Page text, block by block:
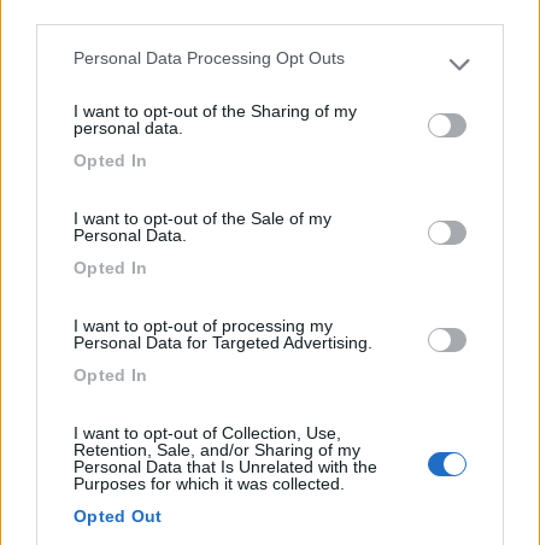
Please note that this website/app uses one or more Google
not limited to your visit or usage behaviour. You may click to
use your data for below specified purposes in below Google
Personal Data Processing Opt Outs
I want to opt-out of the Sharing of my
personal data.
Opted In
I want to opt-out of the Sale of my
Personal Data.
Opted In
I want to opt-out of processing my
Personal Data for Targeted Advertising.
Opted In
I want to opt-out of Collection, Use,
Retention, Sale, and/or Sharing of my
Personal Data that Is Unrelated with the
Purposes for which it was collected.
Opted Out
bazylothis
Inserito il09/03/2017 alle:18:08:52
In risposta al messaggio di
Grazie 'Grinza' dei tuoi racconti tranquillizzanti. Ti chiedo però se tu
compreresti comunque una Roller Tank anche la più piccola oppure
Il roll rank e' un'ottima soluzione. Comunque come qualcuno ha
non ci saranno problemi. Complimenti a chi ha consigliato di
scaricare qua e la'...vero gentlemen...anch'io purtroppo ne ho
viste di tutti i colori, per esempio uno che al mattino usciva col
gommone portando un sacco nero che si vedeva che pesava e
dopo 5 minuti tornava col sacco vuoto...per la cronaca non era